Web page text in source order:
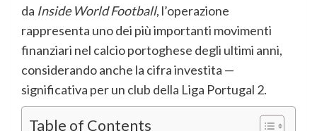
da Inside World Football, l’operazione
rappresenta uno dei più importanti movimenti
finanziari nel calcio portoghese degli ultimi anni,
considerando anche la cifra investita —
significativa per un club della Liga Portugal 2.
Table of Contents